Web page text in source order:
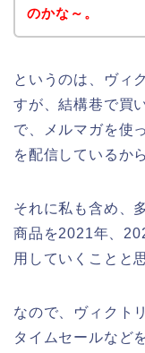
のかな～。
というのは、ヴィ
すが、結構巷で買
で、メルマガを使
を配信しているか
それに私も含め、
商品を2021年、
用していくことと
なので、ヴィクト
タイムセールなど